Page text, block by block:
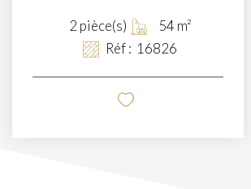
2 pièce(s) 54 m²
Réf : 16826